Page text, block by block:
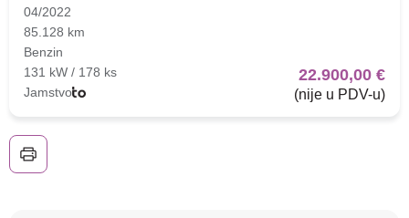
04/2022
85.128 km
Benzin
131 kW / 178 ks
Jamstvo
22.900,00 €
(nije u PDV-u)